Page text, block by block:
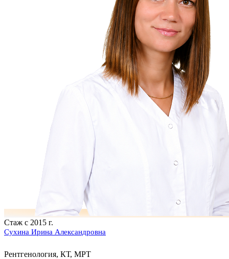
Стаж с 2015 г.
Сухина Ирина Александровна
Рентгенология, КТ, МРТ